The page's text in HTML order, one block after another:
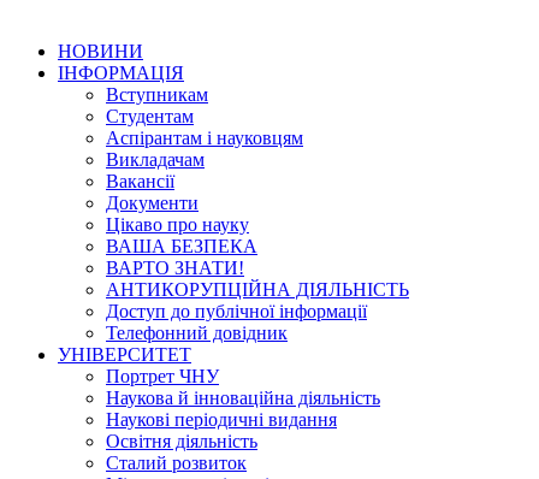
НОВИНИ
ІНФОРМАЦІЯ
Вступникам
Студентам
Аспірантам і науковцям
Викладачам
Вакансії
Документи
Цікаво про науку
ВАША БЕЗПЕКА
ВАРТО ЗНАТИ!
АНТИКОРУПЦІЙНА ДІЯЛЬНІСТЬ
Доступ до публічної інформації
Телефонний довідник
УНІВЕРСИТЕТ
Портрет ЧНУ
Наукова й інноваційна діяльність
Наукові періодичні видання
Освітня діяльність
Сталий розвиток